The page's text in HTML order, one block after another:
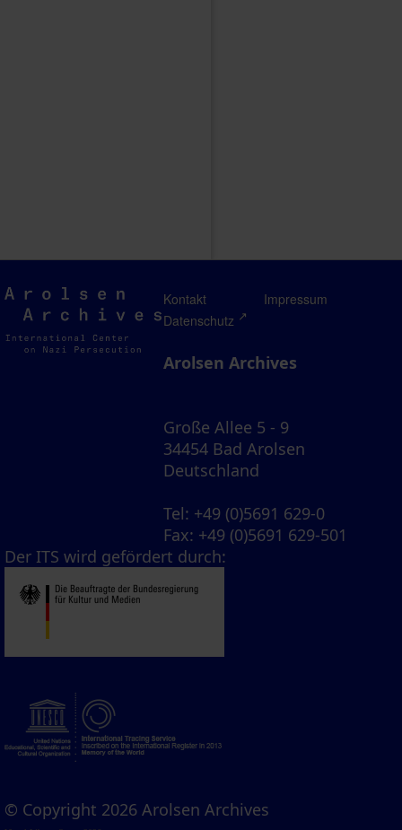
Arolsen
Archives
Kontakt
Impressum
Datenschutz
Arolsen Archives
Große Allee 5 - 9
34454 Bad Arolsen
Deutschland
Tel: +49 (0)5691 629-0
Fax: +49 (0)5691 629-501
Der ITS wird gefördert durch:
© Copyright 2026 Arolsen Archives